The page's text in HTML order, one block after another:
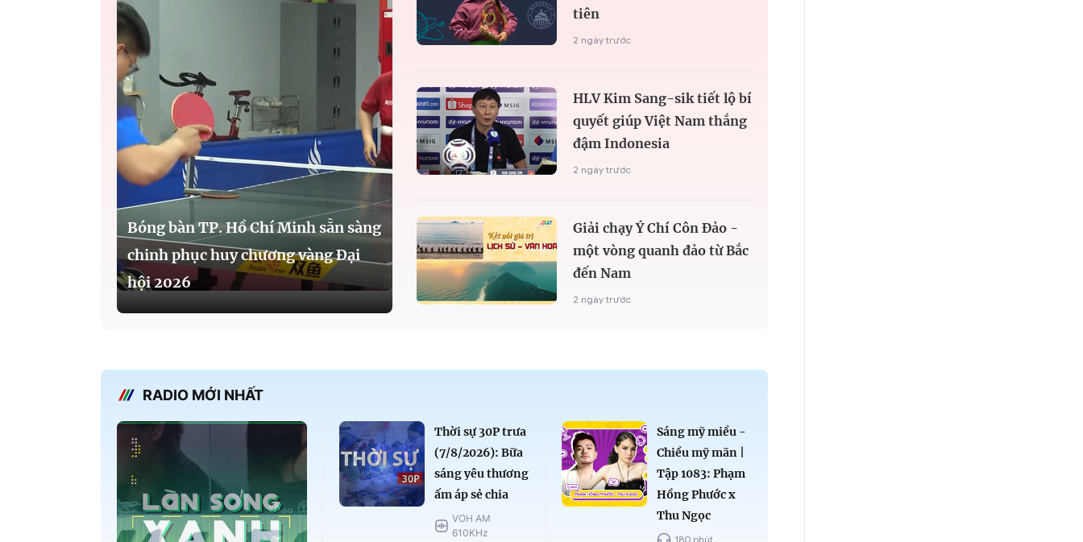
Bóng bàn TP. Hồ Chí Minh sẵn sàng
chinh phục huy chương vàng Đại
hội 2026
tiên
2 ngày trước
HLV Kim Sang-sik tiết lộ bí
quyết giúp Việt Nam thắng
đậm Indonesia
2 ngày trước
Giải chạy Ý Chí Côn Đảo -
một vòng quanh đảo từ Bắc
đến Nam
2 ngày trước
RADIO MỚI NHẤT
Thời sự 30P trưa
(7/8/2026): Bữa
sáng yêu thương
ấm áp sẻ chia
VOH AM
610KHz
Sáng mỹ miều -
Chiều mỹ mãn |
Tập 1083: Phạm
Hồng Phước x
Thu Ngọc
180 phút